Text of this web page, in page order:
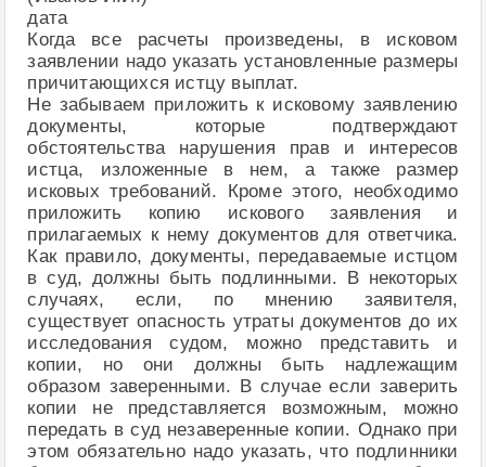
дата
Когда все расчеты произведены, в исковом
заявлении надо указать установленные размеры
причитающихся истцу выплат.
Не забываем приложить к исковому заявлению
документы, которые подтверждают
обстоятельства нарушения прав и интересов
истца, изложенные в нем, а также размер
исковых требований. Кроме этого, необходимо
приложить копию искового заявления и
прилагаемых к нему документов для ответчика.
Как правило, документы, передаваемые истцом
в суд, должны быть подлинными. В некоторых
случаях, если, по мнению заявителя,
существует опасность утраты документов до их
исследования судом, можно представить и
копии, но они должны быть надлежащим
образом заверенными. В случае если заверить
копии не представляется возможным, можно
передать в суд незаверенные копии. Однако при
этом обязательно надо указать, что подлинники